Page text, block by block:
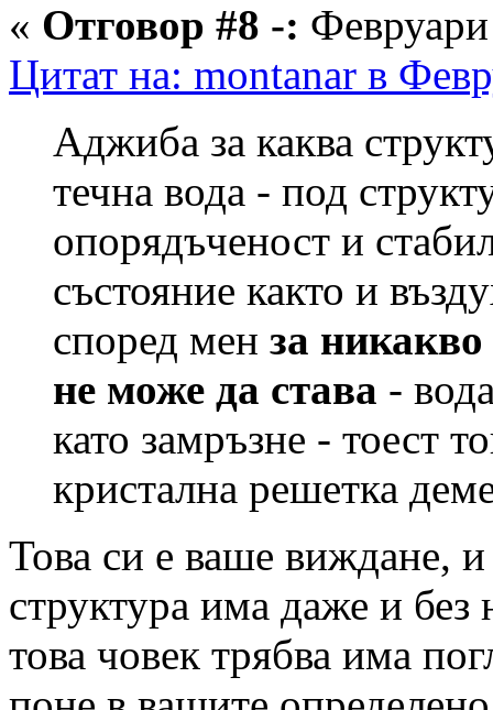
« Отговор #8 -:
Цитат на: montanar в
Аджиба за каква
течна вода - под
опорядъченост и
състояние както и
според мен за
не може да става -
като замръзне - тоест
кристална решетка
Това си е ваше виждане,
структура има даже и
това човек трябва има